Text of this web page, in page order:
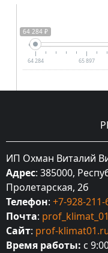
64 284 ₽
64 284 65 897
ИП Охман Виталий
Адрес: 385000,
Пролетарская, 2б
Телефон: +7-928-211-
Почта:
Сайт: prof-
Время работы: с